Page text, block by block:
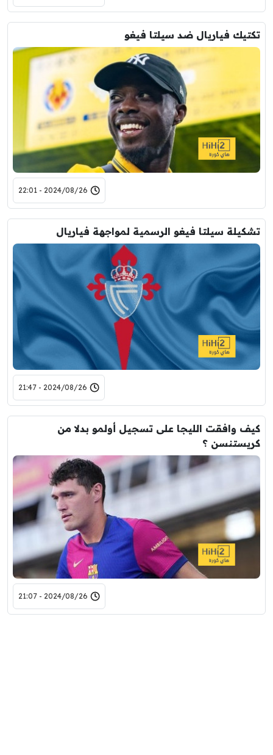
تكتيك فياريال ضد سيلتا فيغو
2024/08/26 - 22:01
تشكيلة سيلتا فيغو الرسمية لمواجهة فياريال
2024/08/26 - 21:47
كيف وافقت الليجا على تسجيل أولمو بدلا من
كريستنسن ؟
2024/08/26 - 21:07